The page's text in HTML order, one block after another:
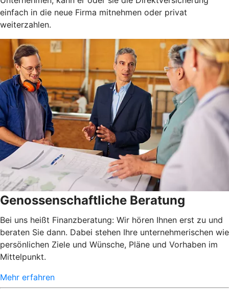
einfach in die neue Firma mitnehmen oder privat
weiterzahlen.
Genossenschaftliche Beratung
Bei uns heißt Finanzberatung: Wir hören Ihnen erst zu und
beraten Sie dann. Dabei stehen Ihre unternehmerischen wie
persönlichen Ziele und Wünsche, Pläne und Vorhaben im
Mittelpunkt.
Mehr erfahren